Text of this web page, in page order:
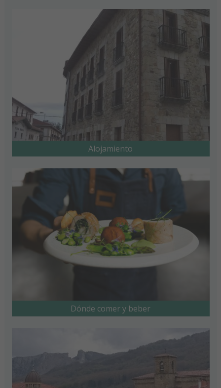
Alojamiento
Dónde comer y beber